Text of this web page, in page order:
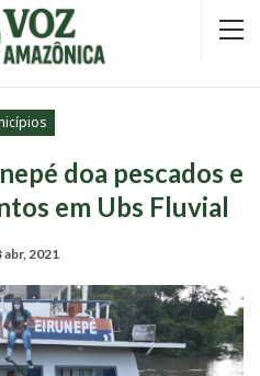
doa pescados e
em Ubs Fluvial
abr, 2021